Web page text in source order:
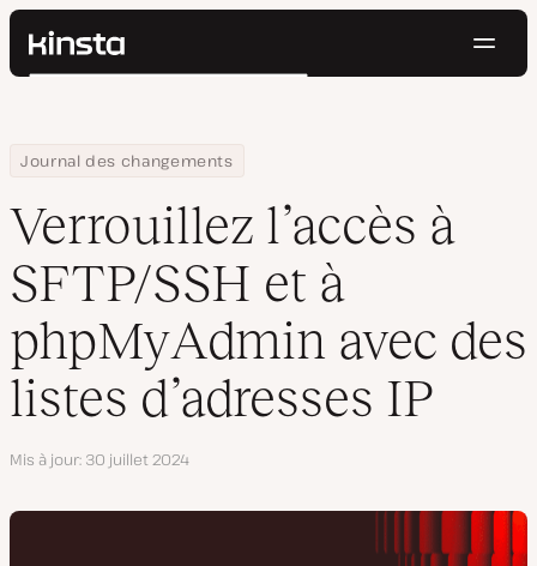
Kinsta®
Prix
Contact
Rechercher
Home
Journal des changements
Verrouillez l’accès à SFTP/SSH et à phpMyAdmin avec des listes
Verrouillez l’accès à
SFTP/SSH et à
phpMyAdmin avec des
listes d’adresses IP
Mis à jour 30 juillet 2024